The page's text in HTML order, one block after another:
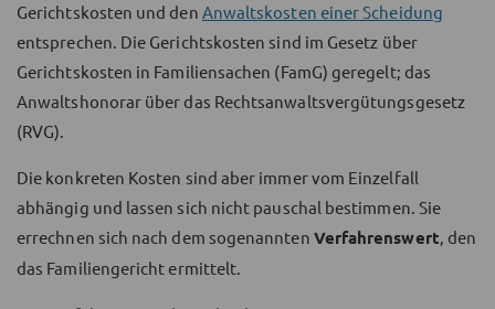
Gerichtskosten und den Anwaltskosten einer Scheidung
entsprechen. Die Gerichtskosten sind im Gesetz über
Gerichtskosten in Familiensachen (FamG) geregelt; das
Anwaltshonorar über das Rechtsanwaltsvergütungsgesetz
(RVG).
Die konkreten Kosten sind aber immer vom Einzelfall
abhängig und lassen sich nicht pauschal bestimmen. Sie
errechnen sich nach dem sogenannten Verfahrenswert, den
das Familiengericht ermittelt.